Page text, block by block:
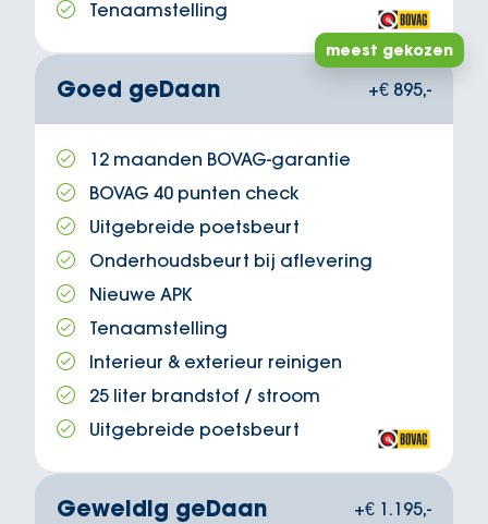
Tenaamstelling
meest gekozen
Goed geDaan +€ 895,-
12 maanden BOVAG-garantie
BOVAG 40 punten check
Uitgebreide poetsbeurt
Onderhoudsbeurt bij aflevering
Nieuwe APK
Tenaamstelling
Interieur & exterieur reinigen
25 liter brandstof / stroom
Uitgebreide poetsbeurt
Geweldig geDaan +€ 1.195,-